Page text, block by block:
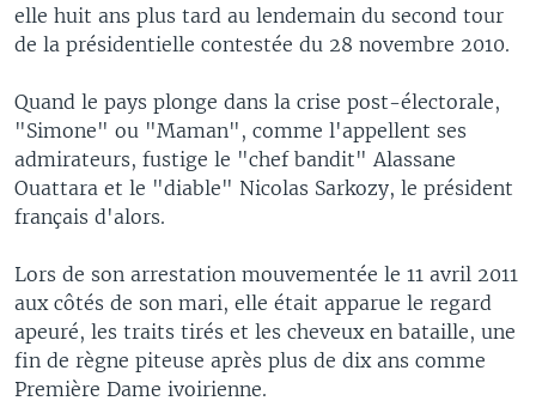
elle huit ans plus tard au lendemain du second tour
de la présidentielle contestée du 28 novembre 2010.
Quand le pays plonge dans la crise post-électorale,
"Simone" ou "Maman", comme l'appellent ses
admirateurs, fustige le "chef bandit" Alassane
Ouattara et le "diable" Nicolas Sarkozy, le président
français d'alors.
Lors de son arrestation mouvementée le 11 avril 2011
aux côtés de son mari, elle était apparue le regard
apeuré, les traits tirés et les cheveux en bataille, une
fin de règne piteuse après plus de dix ans comme
Première Dame ivoirienne.